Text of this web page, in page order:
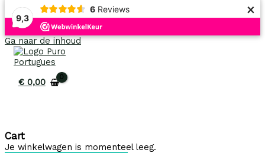
9,3
6 Reviews ×
Ga naar de inhoud
€0,00
Cart
Je winkelwagen is momenteel leeg.